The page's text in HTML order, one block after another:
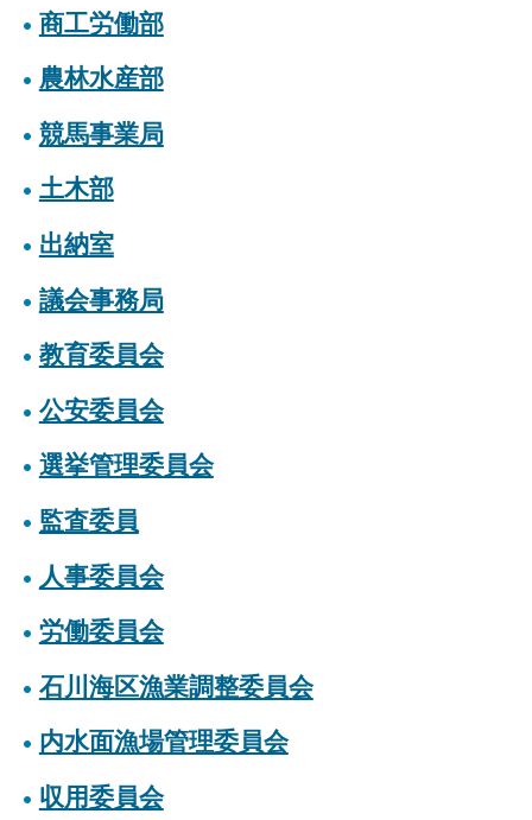
商工労働部
農林水産部
競馬事業局
土木部
出納室
議会事務局
教育委員会
公安委員会
選挙管理委員会
監査委員
人事委員会
労働委員会
石川海区漁業調整委員会
内水面漁場管理委員会
収用委員会